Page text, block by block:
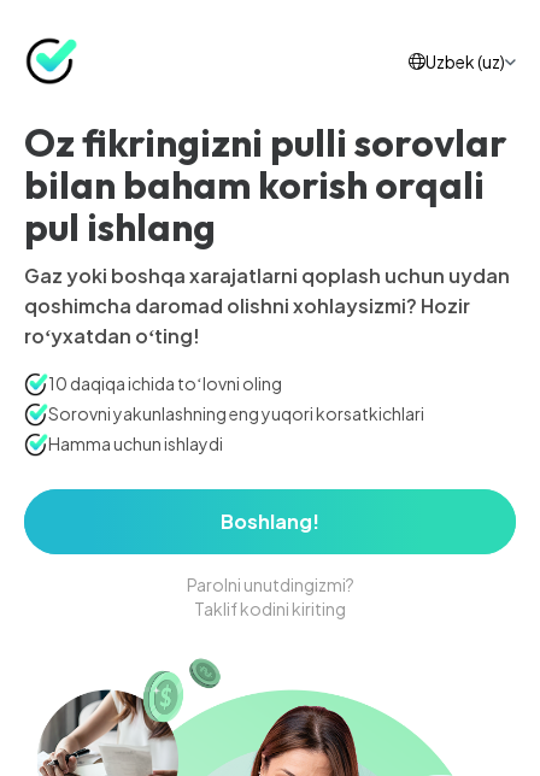
Uzbek (uz)
Oz fikringizni pulli sorovlar
bilan baham korish orqali
pul ishlang
Gaz yoki boshqa xarajatlarni qoplash uchun uydan
qoshimcha daromad olishni xohlaysizmi? Hozir
roʻyxatdan oʻting!
10 daqiqa ichida toʻlovni oling
Sorovni yakunlashning eng yuqori korsatkichlari
Hamma uchun ishlaydi
Boshlang!
Parolni unutdingizmi?
Taklif kodini kiriting